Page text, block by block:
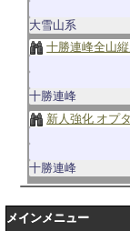
大雪山系
十勝連峰全山
十勝連峰
新人強化 オプ
十勝連峰
メインメニュー